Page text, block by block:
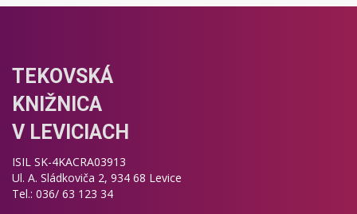
TEKOVSKÁ
KNIŽNICA
V LEVICIACH
ISIL SK-4KACRA03913
Ul. A. Sládkoviča 2, 934 68 Levice
Tel.: 036/ 63 123 34